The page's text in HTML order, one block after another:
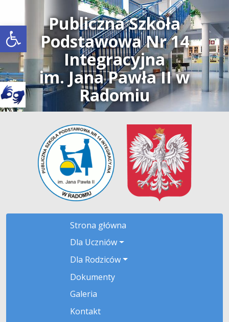
Open toolbar
Publiczna Szkoła
Podstawowa Nr 14
Integracyjna
im. Jana Pawła II w
Radomiu
Strona główna
Dla Uczniów
Dla Rodziców
Dokumenty
Galeria
Kontakt